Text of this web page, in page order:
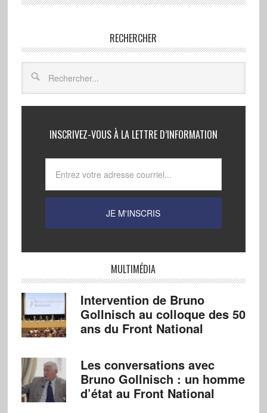
RECHERCHER
INSCRIVEZ-VOUS À LA LETTRE D’INFORMATION
MULTIMÉDIA
Intervention de Bruno
Gollnisch au colloque des 50
ans du Front National
Les conversations avec
Bruno Gollnisch : un homme
d’état au Front National